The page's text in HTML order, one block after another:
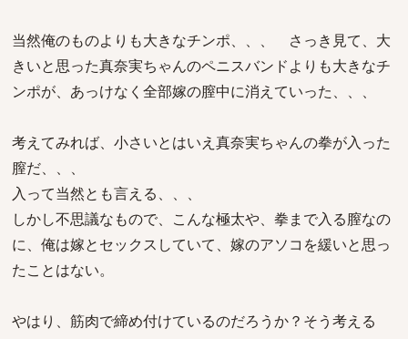
当然俺のものよりも大きなチンポ、、、 さっき見て、大
きいと思った真奈実ちゃんのペニスバンドよりも大きなチ
ンポが、あっけなく全部嫁の膣中に消えていった、、、
考えてみれば、小さいとはいえ真奈実ちゃんの拳が入った
膣だ、、、
入って当然とも言える、、、
しかし不思議なもので、こんな極太や、拳まで入る膣なの
に、俺は嫁とセックスしていて、嫁のアソコを緩いと思っ
たことはない。
やはり、筋肉で締め付けているのだろうか？そう考える